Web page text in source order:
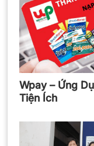
Wpay – Ứng
Tiện Ích